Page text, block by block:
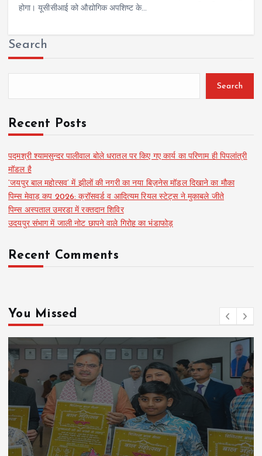
होगा। यूसीसीआई को औद्योगिक अपशिष्ट के…
Search
Search
Recent Posts
पद्मश्री श्यामसुन्दर पालीवाल बोले धरातल पर किए गए कार्य का परिणाम ही पिपलांत्री
मॉडल है
‘जयपुर बाल महोत्सव’ में झीलों की नगरी का नया बिज़नेस मॉडल दिखाने का मौका
पिम्स मेवाड़ कप 2026: क्रॉसवर्ड व आदित्यम रियल स्टेट्स ने मुकाबले जीते
पिम्स अस्पताल उमरडा में रक्तदान शिविर
उदयपुर संभाग में जाली नोट छापने वाले गिरोह का भंडाफोड़
Recent Comments
You Missed